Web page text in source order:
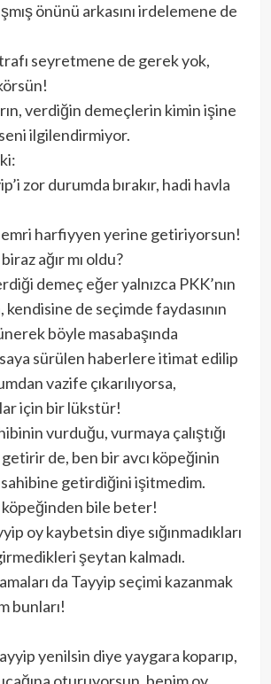
önünü arkasını irdelemene de
seyretmene de gerek yok,
verdiğin demeçlerin kimin işine
ilgilendirmiyor.
zor durumda bırakır, hadi havla
harfiyyen yerine getiriyorsun!
ağır mı oldu?
demeç eğer yalnızca PKK’nın
kendisine de seçimde faydasının
böyle masabaşında
sürülen haberlere itimat edilip
vazife çıkarılıyorsa,
için bir lükstür!
vurduğu, vurmaya çalıştığı
getirir de, ben bir avcı köpeğinin
sahibine getirdiğini işitmedim.
köpeğinden bile beter!
oy kaybetsin diye sığınmadıkları
şeytan kalmadı.
da Tayyip seçimi kazanmak
bunları!
yenilsin diye yaygara koparıp,